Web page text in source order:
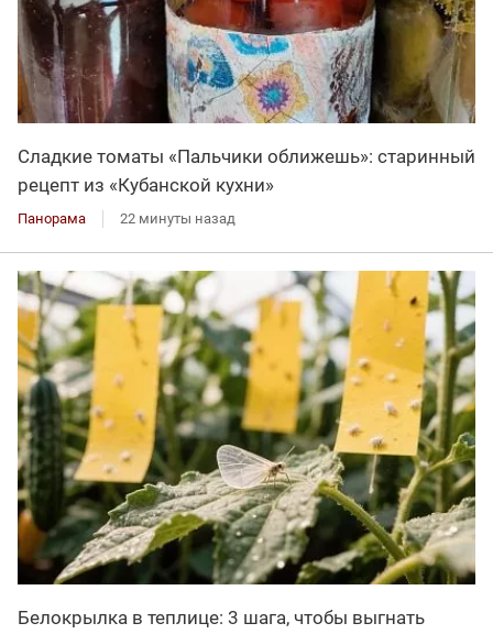
Сладкие томаты «Пальчики оближешь»: старинный
рецепт из «Кубанской кухни»
Панорама 22 минуты назад
Белокрылка в теплице: 3 шага, чтобы выгнать